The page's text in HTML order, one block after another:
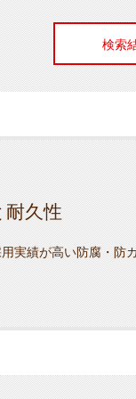
検索
久性
実績が高い防腐・防カ